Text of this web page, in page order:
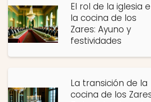
El rol de la iglesia
la cocina de los
Zares: Ayuno y
festividades
La transición de la
cocina de los